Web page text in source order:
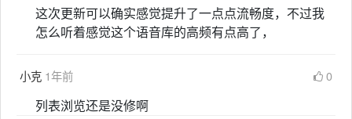
这次更新可以确实感觉提升了一点点流畅度，不过我
怎么听着感觉这个语音库的高频有点高了，
小克 1年前 0
列表浏览还是没修啊